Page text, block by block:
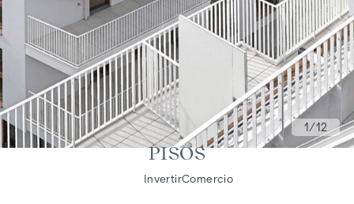
1/12
PISOS
InvertirComercio